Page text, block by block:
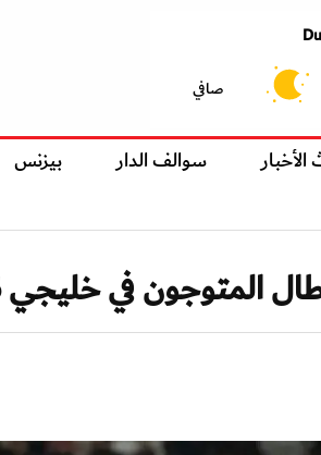
صافي
سوالف الدار بيزنس
المتوجون في خليجي 26؟